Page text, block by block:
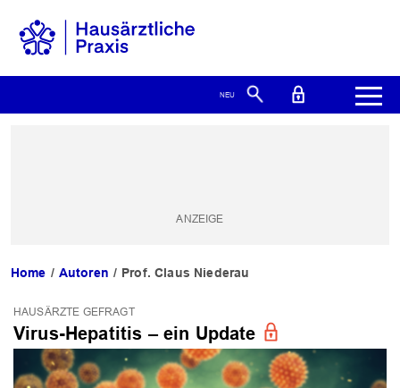
Home Autoren Prof. Claus Niederau
HAUSÄRZTE GEFRAGT
Virus-Hepatitis – ein Update